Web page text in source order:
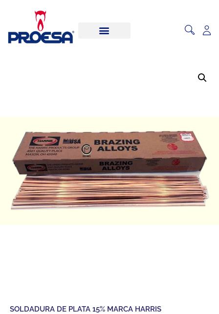
SOLDADURA DE PLATA 15% MARCA HARRIS